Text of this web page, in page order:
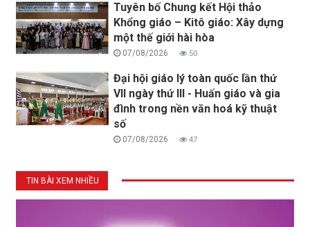
Tuyên bố Chung kết Hội thảo
Khổng giáo – Kitô giáo: Xây dựng
một thế giới hài hòa
07/08/2026 50
Đại hội giáo lý toàn quốc lần thứ
VII ngày thứ III - Huấn giáo và gia
đình trong nền văn hoá kỹ thuật
số
07/08/2026 47
TIN BÀI XEM NHIỀU